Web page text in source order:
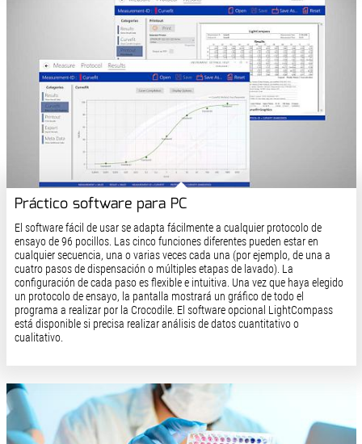
Práctico software para PC
El software fácil de usar se adapta fácilmente a cualquier protocolo de
ensayo de 96 pocillos. Las cinco funciones diferentes pueden estar en
cualquier secuencia, una o varias veces cada una (por ejemplo, de una a
cuatro pasos de dispensación o múltiples etapas de lavado). La
configuración de cada paso es flexible e intuitiva. Una vez que haya elegido
un protocolo de ensayo, la pantalla mostrará un gráfico de todo el
programa a realizar por la Crocodile. El software opcional LightCompass
está disponible si precisa realizar análisis de datos cuantitativo o
cualitativo.